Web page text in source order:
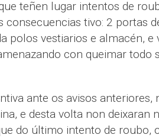
teñen lugar intentos de
consecuencias tivo: 2 portas
polos vestiarios e almacén, e
con queimar todo
ante os avisos anteriores,
e desta volta non deixaran
do último intento de roubo,